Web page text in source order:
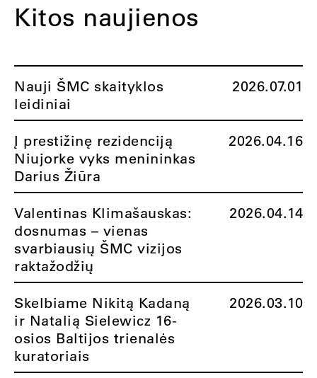
Kitos naujienos
Nauji ŠMC skaityklos
leidiniai
2026.07.01
Į prestižinę rezidenciją
Niujorke vyks menininkas
Darius Žiūra
2026.04.16
Valentinas Klimašauskas:
dosnumas – vienas
svarbiausių ŠMC vizijos
raktažodžių
2026.04.14
Skelbiame Nikitą Kadaną
ir Natalią Sielewicz 16-
osios Baltijos trienalės
kuratoriais
2026.03.10